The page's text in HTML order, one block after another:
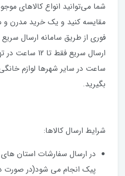
شما می‌توانید انواع کالاهای
مقایسه کنید و یک خرید مدرن و
فوری از طریق سامانه ارسال سریع
ساعت در سایر شهرها لوازم
بگیرید.
شرایط ارسال کالاها:
در ارسال سفارشات استان های
پیک انجام می شود(در صورت